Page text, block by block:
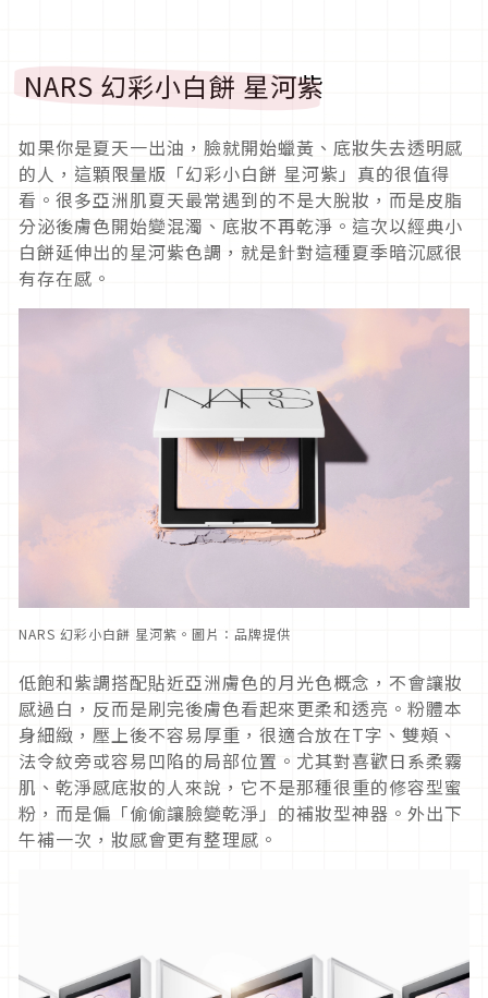
NARS 幻彩小白餅 星河紫
如果你是夏天一出油，臉就開始蠟黃、底妝失去透明感
的人，這顆限量版「幻彩小白餅 星河紫」真的很值得
看。很多亞洲肌夏天最常遇到的不是大脫妝，而是皮脂
分泌後膚色開始變混濁、底妝不再乾淨。這次以經典小
白餅延伸出的星河紫色調，就是針對這種夏季暗沉感很
有存在感。
NARS 幻彩小白餅 星河紫。圖片：品牌提供
低飽和紫調搭配貼近亞洲膚色的月光色概念，不會讓妝
感過白，反而是刷完後膚色看起來更柔和透亮。粉體本
身細緻，壓上後不容易厚重，很適合放在T字、雙頰、
法令紋旁或容易凹陷的局部位置。尤其對喜歡日系柔霧
肌、乾淨感底妝的人來說，它不是那種很重的修容型蜜
粉，而是偏「偷偷讓臉變乾淨」的補妝型神器。外出下
午補一次，妝感會更有整理感。